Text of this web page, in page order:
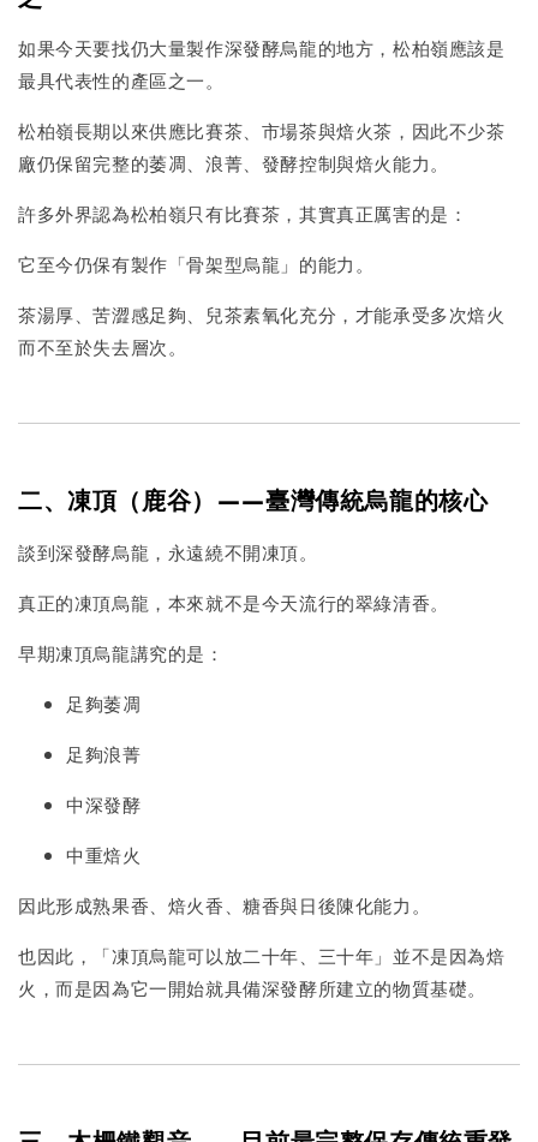
如果今天要找仍大量製作深發酵烏龍的地方，松柏嶺應該是
最具代表性的產區之一。
松柏嶺長期以來供應比賽茶、市場茶與焙火茶，因此不少茶
廠仍保留完整的萎凋、浪菁、發酵控制與焙火能力。
許多外界認為松柏嶺只有比賽茶，其實真正厲害的是：
它至今仍保有製作「骨架型烏龍」的能力。
茶湯厚、苦澀感足夠、兒茶素氧化充分，才能承受多次焙火
而不至於失去層次。
二、凍頂（鹿谷）——臺灣傳統烏龍的核心
談到深發酵烏龍，永遠繞不開凍頂。
真正的凍頂烏龍，本來就不是今天流行的翠綠清香。
早期凍頂烏龍講究的是：
足夠萎凋
足夠浪菁
中深發酵
中重焙火
因此形成熟果香、焙火香、糖香與日後陳化能力。
也因此，「凍頂烏龍可以放二十年、三十年」並不是因為焙
火，而是因為它一開始就具備深發酵所建立的物質基礎。